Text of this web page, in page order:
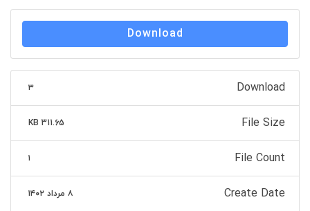
Download
Download ۳
File Size
311.65 KB
File Count ۱
Create Date ۸ مرداد ۱۴۰۲